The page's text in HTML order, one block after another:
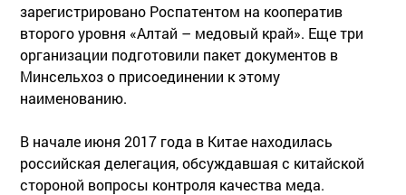
зарегистрировано Роспатентом на кооператив
второго уровня «Алтай – медовый край». Еще три
организации подготовили пакет документов в
Минсельхоз о присоединении к этому
наименованию.
В начале июня 2017 года в Китае находилась
российская делегация, обсуждавшая с китайской
стороной вопросы контроля качества меда.